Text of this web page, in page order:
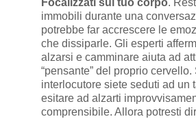
Focalizzati sul tuo corpo.
immobili durante una
potrebbe far accrescere le
che dissiparle. Gli esperti
alzarsi e camminare aiuta ad
“pensante” del proprio cervello.
interlocutore siete seduti ad un
esitare ad alzarti
comprensibile. Allora potresti